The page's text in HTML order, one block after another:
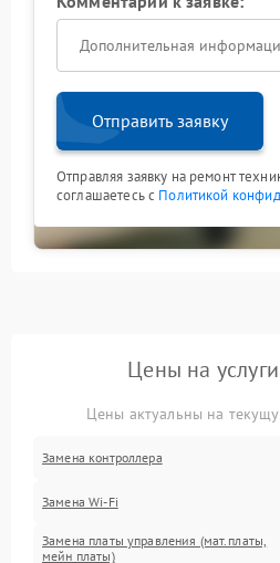
Отправить заявку
Отправляя заявку на ремонт
соглашаетесь с Политикой
Цены на
Цены актуальны на
Замена контроллера
Замена Wi-Fi
Замена платы управления (мат.платы,
мейн платы)